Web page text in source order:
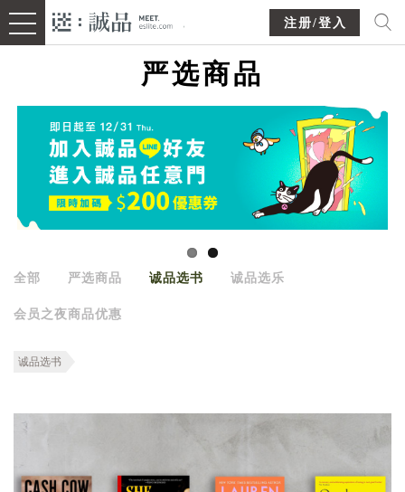
注册/登入
严选商品
全部 严选商品 诚品选书 诚品选乐
会员之夜商品优惠
诚品选书